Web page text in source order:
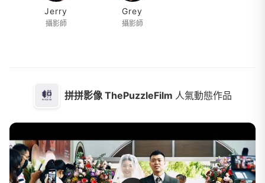
Jerry
攝影師
Grey
攝影師
拼拼影像 ThePuzzleFilm 人氣動態作品